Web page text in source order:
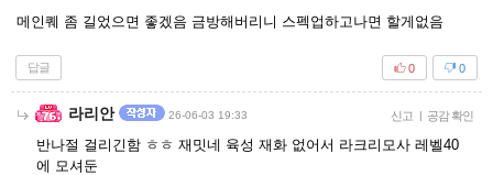
메인퀘 좀 길었으면 좋겠음 금방해버리니 스펙업하고나면 할게없음
답글 0
0
라리안 26-06-03 19:33 신고 | 공감 확인
반나절 걸리긴함 ㅎㅎ 재밋네 육성 재화 없어서 라크리모사 레벨40
에 모셔둔